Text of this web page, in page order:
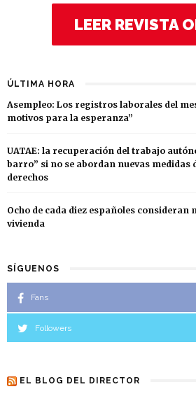
LEER REVISTA
ÚLTIMA HORA
Asempleo: Los registros laborales del
motivos para la esperanza”
UATAE: la recuperación del trabajo
barro” si no se abordan nuevas medidas
derechos
Ocho de cada diez españoles consideran
vivienda
SÍGUENOS
Fans
Followers
EL BLOG DEL DIRECTOR